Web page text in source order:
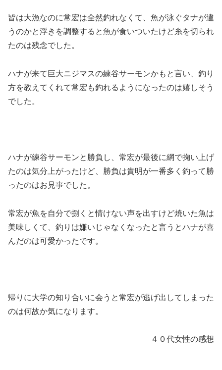
皆は大漁なのに常宏は全然釣れなくて、魚が泳ぐタナが違
うのかと浮きを調整すると魚が食いついたけど糸を切られ
たのは残念でした。
ハナが来て巨大ニジマスの練谷サーモンかもと言い、釣り
方を教えてくれて常宏も釣れるようになったのは嬉しそう
でした。
ハナが練谷サーモンと勝負し、常宏が最後に網で掬い上げ
たのは気分上がったけど、勝負は貴明が一番多く釣って勝
ったのはお見事でした。
常宏が魚を自分で捌くと情けない声を出すけど焼いた魚は
美味しくて、釣りは嫌いじゃなくなったと言うとハナが喜
んだのは可愛かったです。
帰りに大学の知り合いに会うと常宏が逃げ出してしまった
のは何故か気になります。
４０代女性の感想